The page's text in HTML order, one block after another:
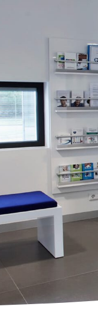
N
U